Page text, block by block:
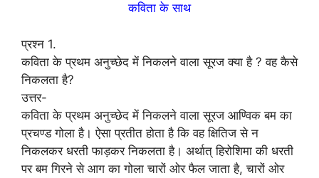
कविता के साथ
प्रश्न 1.
कविता के प्रथम अनुच्छेद में निकलने वाला सूरज क्या है ? वह कैसे
निकलता है?
उत्तर-
कविता के प्रथम अनुच्छेद में निकलने वाला सूरज आण्विक बम का
प्रचण्ड गोला है। ऐसा प्रतीत होता है कि वह क्षितिज से न
निकलकर धरती फाड़कर निकलता है। अर्थात् हिरोशिमा की धरती
पर बम गिरने से आग का गोला चारों ओर फैल जाता है, चारों ओर